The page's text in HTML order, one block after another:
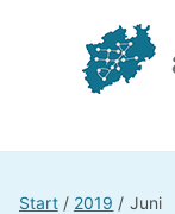
Start 2019 Juni